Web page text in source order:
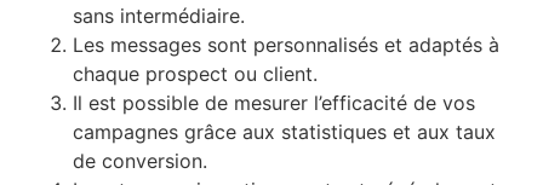
sans intermédiaire.
Les messages sont personnalisés et adaptés à
chaque prospect ou client.
Il est possible de mesurer l’efficacité de vos
campagnes grâce aux statistiques et aux taux
de conversion.